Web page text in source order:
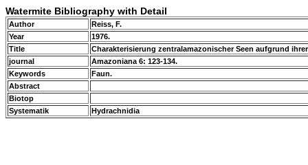
Watermite Bibliography with Detail
Author
Reiss, F.
Year
1976.
Title
Charakterisierung zentralamazonischer Seen aufgrund
journal
Amazoniana 6: 123-134.
Keywords
Faun.
Abstract
Biotop
Systematik
Hydrachnidia